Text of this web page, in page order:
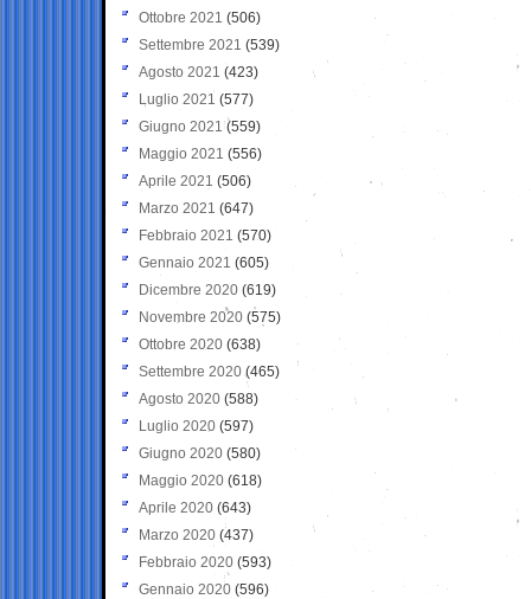
Ottobre 2021 (506)
Settembre 2021 (539)
Agosto 2021 (423)
Luglio 2021 (577)
Giugno 2021(559)
Maggio 2021 (556)
Aprile 2021 (506)
Marzo 2021 (647)
Febbraio 2021 (570)
Gennaio 2021 (605)
Dicembre 2020 (619)
Novembre 2020 (575)
Ottobre 2020 (638)
Settembre 2020(465)
Agosto 2020 (588)
Luglio 2020 (597)
Giugno 2020 (580)
Maggio 2020 (618)
Aprile 2020 (643)
Marzo 2020 (437)
Febbraio 2020 (593)
Gennaio 2020 (596)